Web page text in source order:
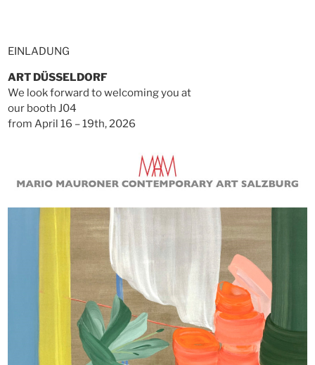
EINLADUNG
ART DÜSSELDORF
We look forward to welcoming you at
our booth J04
from April 16 – 19th, 2026